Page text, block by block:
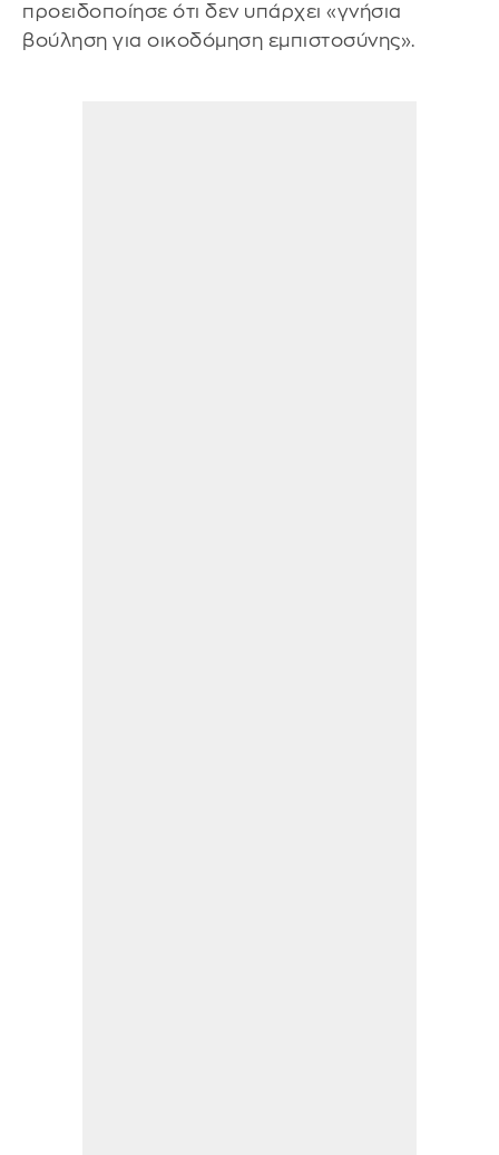
προειδοποίησε ότι δεν υπάρχει «γνήσια
βούληση για οικοδόμηση εμπιστοσύνης».